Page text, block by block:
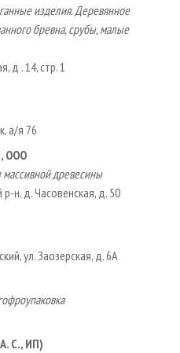
изделия. Деревянное
бревна, срубы, малые
д . 14, стр. 1
а/я 76
ООО
древесины
р-н, д. Часовенская, д. 50
ул. Заозерская, д. 6А
C., ИП)